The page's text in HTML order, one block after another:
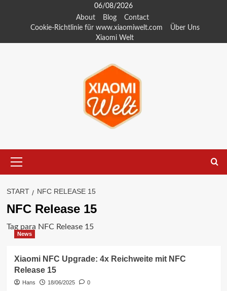
06/08/2026
About
Blog
Contact
Cookie-Richtlinie für www.xiaomiwelt.com
Über Uns
Xiaomi Welt
Menü
START NFC RELEASE 15
NFC Release 15
Tag para NFC Release 15
News
Xiaomi NFC Upgrade: 4x Reichweite mit NFC
Release 15
Hans 18/06/2025 0